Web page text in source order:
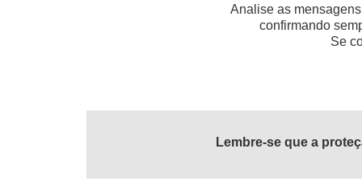
Analise as
confirmando
Se
Lembre-se que a